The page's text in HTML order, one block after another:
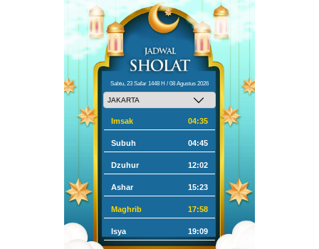
Sabtu, 23 Safar 1448 H / 08 Agustus 2026
Imsak 04:35
Subuh 04:45
Dzuhur 12:02
Ashar 15:23
Maghrib 17:58
Isya 19:09